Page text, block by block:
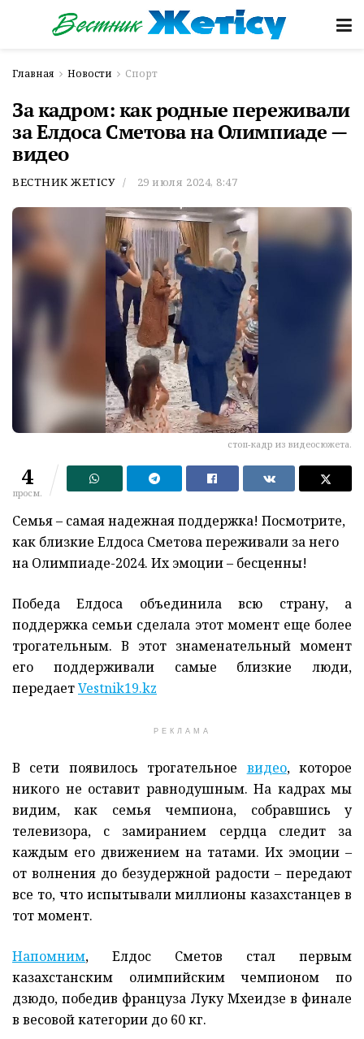
Главная Новости Спорт
За кадром: как родные переживали
за Елдоса Сметова на Олимпиаде —
видео
ВЕСТНИК ЖЕТІСУ 29 июля 2024, 8:47
стоп-кадр из видеосюжета.
4
просм.
Семья – самая надежная поддержка! Посмотрите,
как близкие Елдоса Сметова переживали за него
на Олимпиаде-2024. Их эмоции – бесценны!
Победа Елдоса объединила всю страну, а
поддержка семьи сделала этот момент еще более
трогательным. В этот знаменательный момент
его поддерживали самые близкие люди,
передаетVestnik19.kz
РЕКЛАМА
В сети появилось трогательное видео, которое
никого не оставит равнодушным. На кадрах мы
видим, как семья чемпиона, собравшись у
телевизора, с замиранием сердца следит за
каждым его движением на татами. Их эмоции –
от волнения до безудержной радости – передают
все то, что испытывали миллионы казахстанцев в
тот момент.
Напомним, Елдос Сметов стал первым
казахстанским олимпийским чемпионом по
дзюдо, победив француза Луку Мхеидзе в финале
в весовой категории до 60 кг.